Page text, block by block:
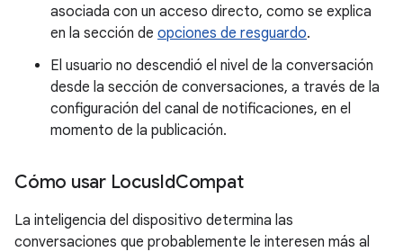
asociada con un acceso directo, como se explica
en la sección de opciones de resguardo.
El usuario no descendió el nivel de la conversación
desde la sección de conversaciones, a través de la
configuración del canal de notificaciones, en el
momento de la publicación.
Cómo usar LocusIdCompat
La inteligencia del dispositivo determina las
conversaciones que probablemente le interesen más al